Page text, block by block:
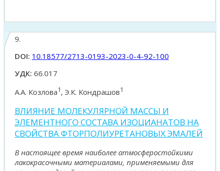
9.
DOI: 10.18577/2713-0193-2023-0-4-92-100
УДК: 66.017
А.А. Козлова1, Э.К. Кондрашов1
ВЛИЯНИЕ МОЛЕКУЛЯРНОЙ МАССЫ И
ЭЛЕМЕНТНОГО СОСТАВА ИЗОЦИАНАТОВ НА
СВОЙСТВА ФТОРПОЛИУРЕТАНОВЫХ ЭМАЛЕЙ
В настоящее время наиболее атмосферостойкими
лакокрасочными материалами, применяемыми для